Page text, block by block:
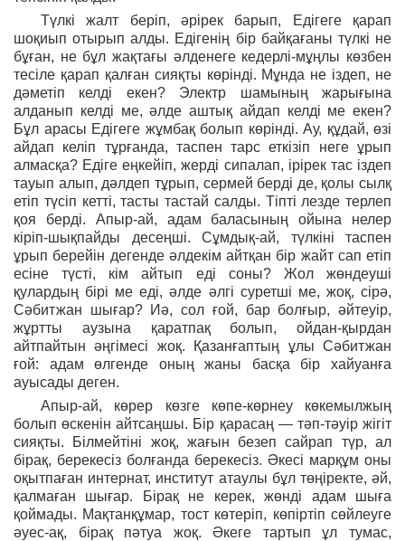
Түлкі жалт беріп, әрірек барып, Едігеге қарап
шоқиып отырып алды. Едігенің бір байқағаны түлкі не
бұған, не бұл жақтағы әлденеге кедерлі-мұңлы көзбен
тесіле қарап қалған сияқты көрінді. Мұнда не іздеп, не
дәметіп келді екен? Электр шамының жарығына
алданып келді ме, әлде аштық айдап келді ме екен?
Бұл арасы Едігеге жұмбақ болып көрінді. Ау, құдай, өзі
айдап келіп тұрғанда, таспен тарс еткізіп неге ұрып
алмасқа? Едіге еңкейіп, жерді сипалап, ірірек тас іздеп
тауып алып, дәлдеп тұрып, сермей берді де, қолы сылқ
етіп түсіп кетті, тасты тастай салды. Тіпті лезде терлеп
қоя берді. Апыр-ай, адам баласының ойына нелер
кіріп-шықпайды десеңші. Сұмдық-ай, түлкіні таспен
ұрып берейін дегенде әлдекім айтқан бір жайт сап етіп
есіне түсті, кім айтып еді соны? Жол жөндеуші
қулардың бірі ме еді, әлде әлгі суретші ме, жоқ, сірә,
Сәбитжан шығар? Иә, сол ғой, бар болғыр, әйтеуір,
жұртты аузына қаратпақ болып, ойдан-қырдан
айтпайтын әңгімесі жоқ. Қазанғаптың ұлы Сәбитжан
ғой: адам өлгенде оның жаны басқа бір хайуанға
ауысады деген.
Апыр-ай, көрер көзге көпе-көрнеу көкемылжың
болып өскенін айтсаңшы. Бір қарасаң — тәп-тәуір жігіт
сияқты. Білмейтіні жоқ, жағын безеп сайрап түр, ал
бірақ, берекесіз болғанда берекесіз. Әкесі марқұм оны
оқытпаған интернат, институт атаулы бұл төңіректе, әй,
қалмаған шығар. Бірақ не керек, жөнді адам шыға
қоймады. Мақтанқұмар, тост көтеріп, көпіртіп сөйлеуге
әуес-ақ, бірақ пәтуа жоқ. Әкеге тартып ұл тумас,